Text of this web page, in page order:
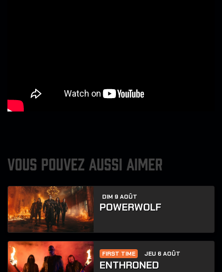
VOUS POUVEZ AUSSI AIMER
DIM 9 AOÛT
POWERWOLF
FIRST TIME JEU 6 AOÛT
ENTHRONED